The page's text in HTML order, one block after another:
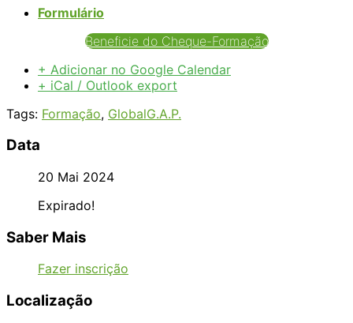
Formulário
Beneficie do Cheque-Formação
+ Adicionar no Google Calendar
+ iCal / Outlook export
Tags: Formação, GlobalG.A.P.
Data
20 Mai 2024
Expirado!
Saber Mais
Fazer inscrição
Localização